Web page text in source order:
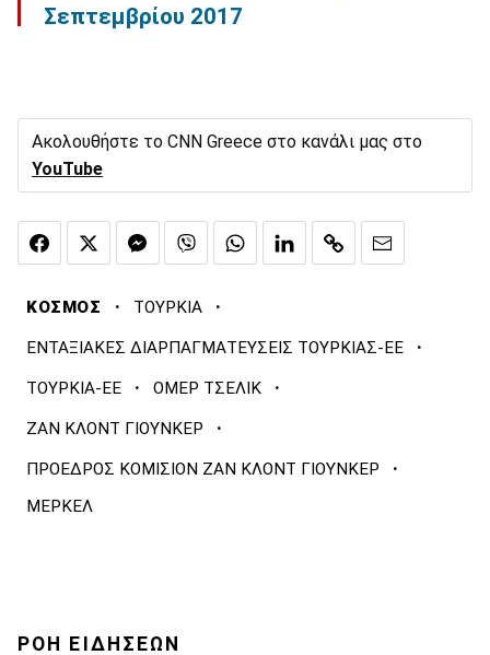
Σεπτεμβρίου 2017
Ακολουθήστε το CNN Greece στο κανάλι μας στο
YouTube
ΚΟΣΜΟΣ · ΤΟΥΡΚΙΑ ·
ΕΝΤΑΞΙΑΚΕΣ ΔΙΑΡΠΑΓΜΑΤΕΥΣΕΙΣ ΤΟΥΡΚΙΑΣ-ΕΕ ·
ΤΟΥΡΚΙΑ-ΕΕ · ΟΜΕΡ ΤΣΕΛΙΚ ·
ΖΑΝ ΚΛΟΝΤ ΓΙΟΥΝΚΕΡ ·
ΠΡΟΕΔΡΟΣ ΚΟΜΙΣΙΟΝ ΖΑΝ ΚΛΟΝΤ ΓΙΟΥΝΚΕΡ ·
ΜΕΡΚΕΛ
ΡΟΗ ΕΙΔΗΣΕΩΝ